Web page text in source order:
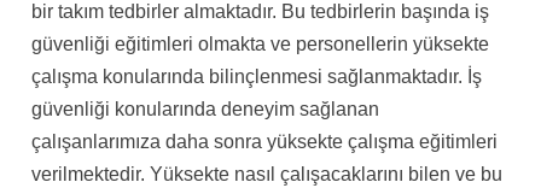
bir takım tedbirler almaktadır. Bu tedbirlerin başında iş
güvenliği eğitimleri olmakta ve personellerin yüksekte
çalışma konularında bilinçlenmesi sağlanmaktadır. İş
güvenliği konularında deneyim sağlanan
çalışanlarımıza daha sonra yüksekte çalışma eğitimleri
verilmektedir. Yüksekte nasıl çalışacaklarını bilen ve bu